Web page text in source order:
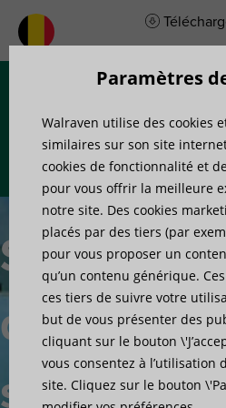
Solutions
de
Paramètres
Walraven utilise des cookies
similaires sur son site
cookies de fonctionnalité et
pour vous offrir la meilleure
notre site. Des cookies
placés par des tiers (par
pour vous proposer un
qu’un contenu générique.
ces tiers de suivre votre
but de vous présenter des
cliquant sur le bouton
vous consentez à l’utilisation
site. Cliquez sur le bouton